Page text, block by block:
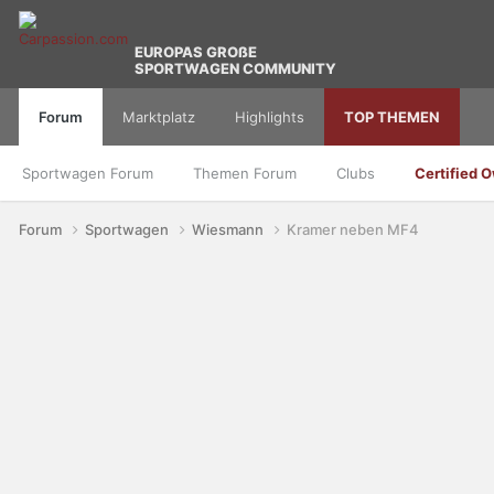
EUROPAS GROßE
SPORTWAGEN COMMUNITY
Forum
Sportwagen Forum Themen Forum Clubs Certified
Marktplatz Highlights TOP THEMEN
Forum Sportwagen Wiesmann Kramer neben MF4